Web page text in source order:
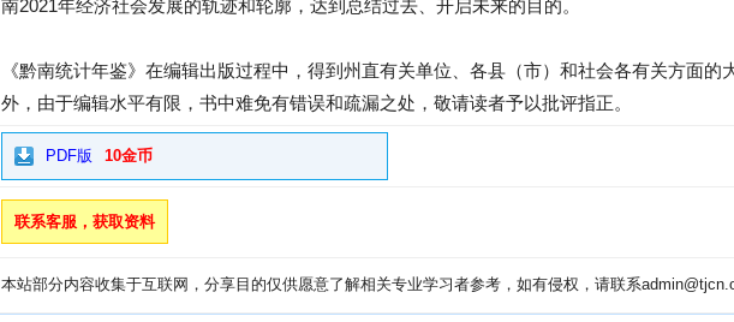
南2021年经济社会发展的轨迹和轮廓，达到总结过去、开启未来的目的。
《黔南统计年鉴》在编辑出版过程中，得到州直有关单位、各县（市）和社会各有关方面
外，由于编辑水平有限，书中难免有错误和疏漏之处，敬请读者予以批评指正。
PDF版 10金币
联系客服，获取资料
本站部分内容收集于互联网，分享目的仅供愿意了解相关专业学习者参考，如有侵权，请联系